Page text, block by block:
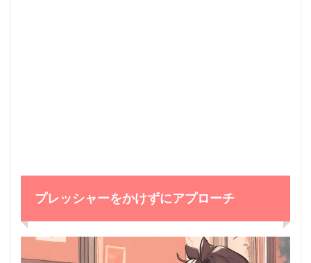
プレッシャーをかけずにアプローチ